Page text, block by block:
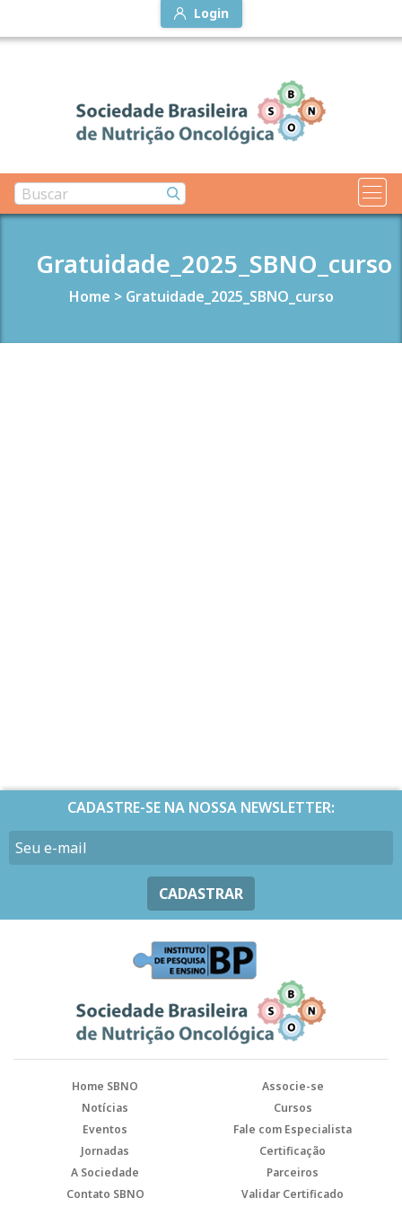
Login
Gratuidade_2025_SBNO_curso
Home > Gratuidade_2025_SBNO_curso
CADASTRE-SE NA NOSSA NEWSLETTER:
CADASTRAR
Home SBNO
Associe-se
Notícias
Cursos
Eventos
Fale com Especialista
Jornadas
Certificação
A Sociedade
Parceiros
Contato SBNO
Validar Certificado